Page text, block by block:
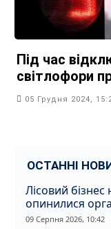
Під час
світлофори
05 Грудня 2024,
ОСТАННІ
Лісовий
опинилися
на Житомирщині
09 Серпня 2026, 10:42